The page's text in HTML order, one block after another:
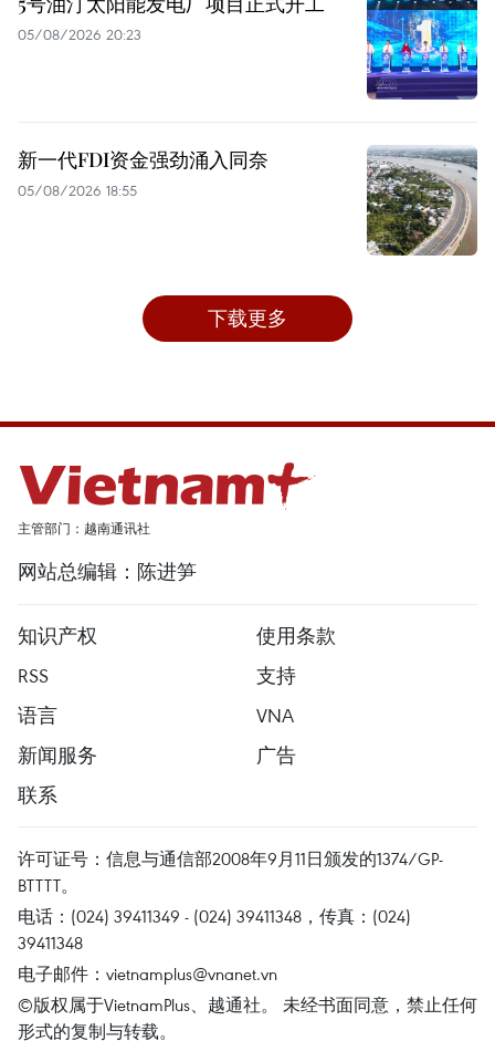
05/08/2026 20:23
新一代FDI资金强劲涌入同奈
05/08/2026 18:55
下载更多
主管部门：越南通讯社
网站总编辑：陈进笋
知识产权
使用条款
RSS
支持
语言
VNA
新闻服务
广告
联系
许可证号：信息与通信部2008年9月11日颁发的1374/GP-
BTTTT。
电话：(024) 39411349 - (024) 39411348，传真：(024)
39411348
电子邮件： vietnamplus@vnanet.vn
©版权属于VietnamPlus、越通社。 未经书面同意，禁止任何
形式的复制与转载。